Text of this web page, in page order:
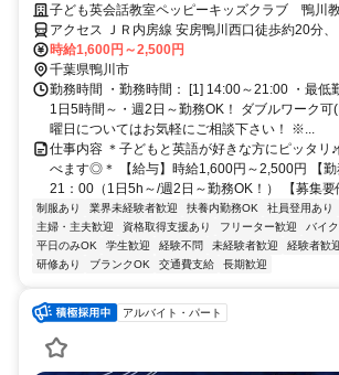
(夫)/学生も活躍中！
子ども英会話教室ペッピーキッズクラブ 鴨川
アクセス ＪＲ内房線 安房鴨川西口徒歩約20分
西口徒歩約20分 JR外房線「安房鴨川駅」より車
勤務も応相談 ※屋内禁煙
時給1,600円～2,500円
千葉県鴨川市
勤務時間 ・勤務時間： [1] 14:00～21:00 ・最低
1日5時間～・週2日～勤務OK！ ダブルワーク可
曜日についてはお気軽にご相談下さい！ ※...
仕事内容 ＊子どもと英語が好きな方にピッタリ
べます◎＊ 【給与】時給1,600円～2,500円 【勤
21：00（1日5h～/週2日～勤務OK！） 【募集要
制服あり 業界未経験者歓迎 扶養内勤務OK 社員登用あり
主婦・主夫歓迎
資格取得支援あり フリーター歓迎 バイ
平日のみOK
学生歓迎 経験不問 未経験者歓迎 経験者歓
研修あり
ブランクOK 交通費支給 長期歓迎
アルバイト・パート